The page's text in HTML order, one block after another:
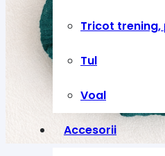
Tricot trening,
Tul
Voal
Accesorii